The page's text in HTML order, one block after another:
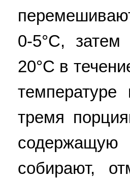
0-5°C,
20°C в
тремя
собирают,